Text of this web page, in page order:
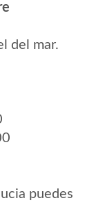
del mar.
puedes